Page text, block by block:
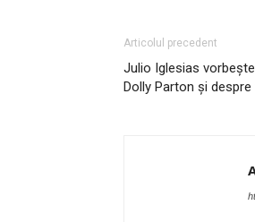
Articolul precedent
Julio Iglesias
Dolly Parton și despre